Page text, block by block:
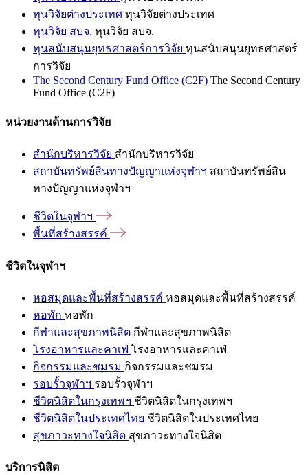
ทุนวิจัยต่างประเทศ ทุนวิจัยต่างประเทศ
ทุนวิจัย สบจ. ทุนวิจัย สบจ.
ทุนสนับสนุนยุทธศาสตร์การวิจัย ทุนสนับสนุนยุทธศาสตร์
การวิจัย
The Second Century Fund Office (C2F) The Second Century
Fund Office (C2F)
หน่วยงานด้านการวิจัย
สำนักบริหารวิจัย สำนักบริหารวิจัย
สถาบันทรัพย์สินทางปัญญาแห่งจุฬาฯ สถาบันทรัพย์สิน
ทางปัญญาแห่งจุฬาฯ
ชีวิตในจุฬาฯ
พื้นที่สร้างสรรค์
ชีวิตในจุฬาฯ
หอสมุดและพื้นที่สร้างสรรค์ หอสมุดและพื้นที่สร้างสรรค์
หอพัก หอพัก
กีฬาและสุขภาพนิสิต กีฬาและสุขภาพนิสิต
โรงอาหารและคาเฟ่ โรงอาหารและคาเฟ่
กิจกรรมและชมรม กิจกรรมและชมรม
รอบรั้วจุฬาฯ รอบรั้วจุฬาฯ
ชีวิตนิสิตในกรุงเทพฯ ชีวิตนิสิตในกรุงเทพฯ
ชีวิตนิสิตในประเทศไทย ชีวิตนิสิตในประเทศไทย
สุขภาวะทางใจนิสิต สุขภาวะทางใจนิสิต
บริการนิสิต